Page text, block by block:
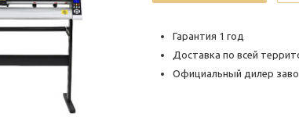
Гарантия 1 год
Доставка по всей
Официальный дилер